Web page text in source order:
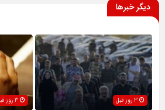
دیگر خبرها
3 روز قبل